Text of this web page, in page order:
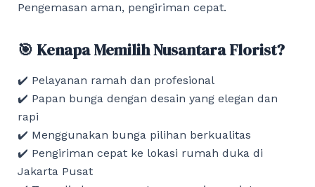
Pengemasan aman, pengiriman cepat.
🎯 Kenapa Memilih Nusantara Florist?
✔️ Pelayanan ramah dan profesional
✔️ Papan bunga dengan desain yang elegan dan
rapi
✔️ Menggunakan bunga pilihan berkualitas
✔️ Pengiriman cepat ke lokasi rumah duka di
Jakarta Pusat